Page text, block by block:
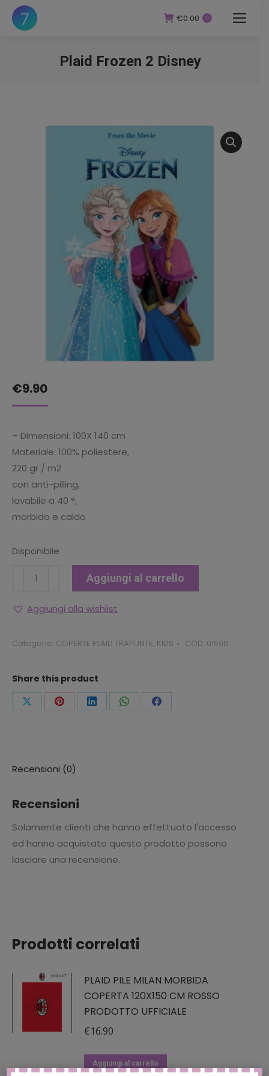
€0.00 0
Plaid Frozen 2 Disney
€9.90
– Dimensioni: 100X 140 cm
Materiale: 100% poliestere,
220 gr / m2
con anti-pilling,
lavabile a 40 °,
morbido e caldo
Disponibile
2
Aggiungi al carrello
Aggiungi alla wishlist
Categorie: COPERTE PLAID TRAPUNTE, KIDS COD: 01500
Share this product
CondividiCondividiCondividiCondividiCondividi
Recensioni (0)
Recensioni
Solamente clienti che hanno effettuato l'accesso
ed hanno acquistato questo prodotto possono
lasciare una recensione.
Prodotti correlati
PLAID PILE MILAN MORBIDA
COPERTA 120X150 CM ROSSO
PRODOTTO UFFICIALE
€16.90
Aggiungi al carrello